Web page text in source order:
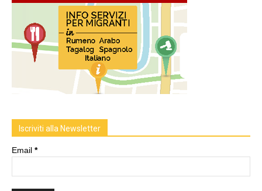
Iscriviti alla Newsletter
Email *